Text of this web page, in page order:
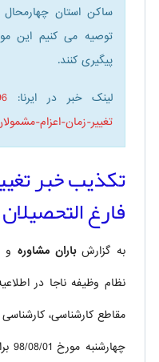
ساکن استان
پیگیری کنند.
لینک خبر در ایرنا:
تغییر-زمان-اعزام-
تکذیب خبر
فارغ التحصیلان
به گزارشباران مشاوره و
نظام وظیفه ناجا در
مقاطع کارشناسی،